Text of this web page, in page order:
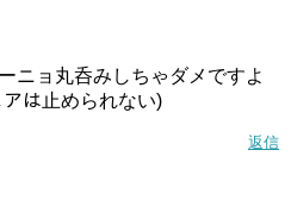
ョ丸呑みしちゃダメですよ
は止められない)
返信